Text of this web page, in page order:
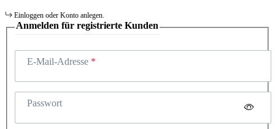
Einloggen oder Konto anlegen.
Anmelden für registrierte Kunden
E-Mail-Adresse
Passwort